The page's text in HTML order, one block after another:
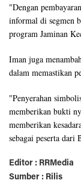
"Dengan
informal di segmen
program Jaminan
Iman juga
dalam memastikan
"Penyerahan
memberikan bukti
memberikan
sebagai peserta dari
Editor : RRMedia
Sumber : Rilis